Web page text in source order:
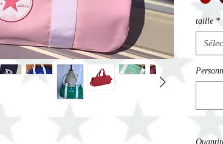
taille *